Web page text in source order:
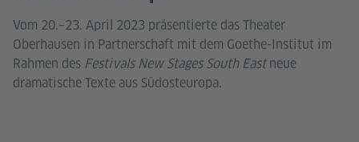
Vom 20.–23. April 2023 präsentierte das Theater
Oberhausen in Partnerschaft mit dem Goethe-Institut im
Rahmen des Festivals New Stages South Eastneue
dramatische Texte aus Südosteuropa.